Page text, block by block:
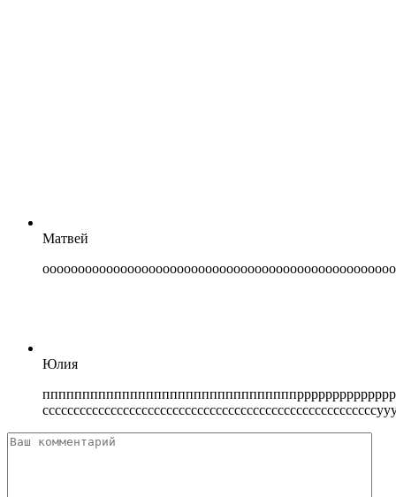
Матвей
Юлия